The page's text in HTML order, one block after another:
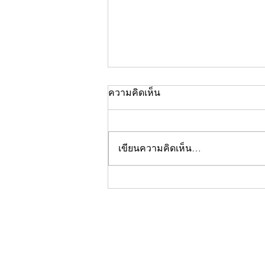
คอลัมน์"จับชีพจรวงการ
ความคิดเห็น
เขียนความคิดเห็น…